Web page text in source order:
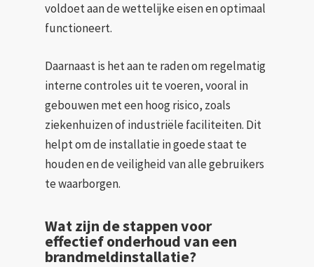
voldoet aan de wettelijke eisen en optimaal
functioneert.
Daarnaast is het aan te raden om regelmatig
interne controles uit te voeren, vooral in
gebouwen met een hoog risico, zoals
ziekenhuizen of industriële faciliteiten. Dit
helpt om de installatie in goede staat te
houden en de veiligheid van alle gebruikers
te waarborgen.
Wat zijn de stappen voor
effectief onderhoud van een
brandmeldinstallatie?